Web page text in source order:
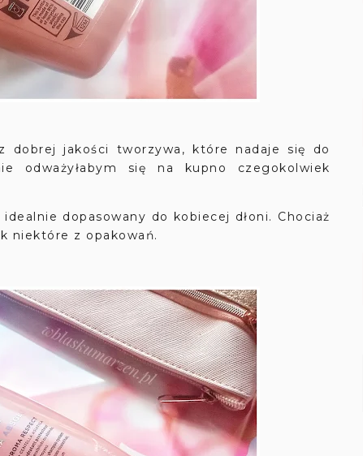
dobrej jakości tworzywa, które nadaje się do
odważyłabym się na kupno czegokolwiek
dopasowany do kobiecej dłoni. Chociaż
niektóre z opakowań.